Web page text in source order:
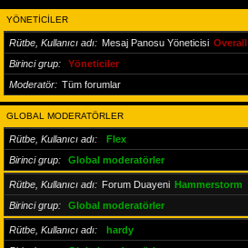
YÖNETICILER
Rütbe, Kullanıcı adı Mesaj Panosu Yöneticisi Overall
Birinci grup
Yöneticiler
Moderatör
Tüm forumlar
GLOBAL MODERATÖRLER
Rütbe, Kullanıcı adı
Flex
Birinci grup
Global moderatörler
Rütbe, Kullanıcı adı Forum Duayeni Hammerstorm
Birinci grup
Global moderatörler
Rütbe, Kullanıcı adı
hardy